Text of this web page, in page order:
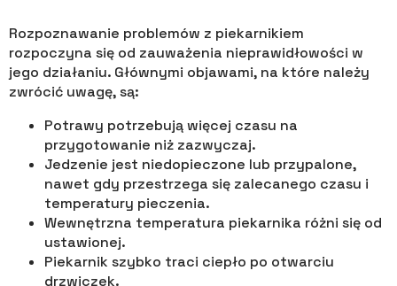
Rozpoznawanie problemów z piekarnikiem
rozpoczyna się od zauważenia nieprawidłowości w
jego działaniu. Głównymi objawami, na które należy
zwrócić uwagę, są:
Potrawy potrzebują więcej czasu na
przygotowanie niż zazwyczaj.
Jedzenie jest niedopieczone lub przypalone,
nawet gdy przestrzega się zalecanego czasu i
temperatury pieczenia.
Wewnętrzna temperatura piekarnika różni się od
ustawionej.
Piekarnik szybko traci ciepło po otwarciu
drzwiczek.